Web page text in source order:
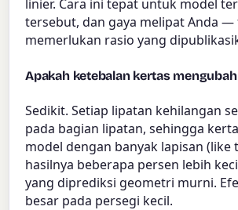
linier. Cara ini tepat untuk model
tersebut, dan gaya melipat Anda —
memerlukan rasio yang
Apakah ketebalan kertas
Sedikit. Setiap lipatan kehilangan
pada bagian lipatan, sehingga
model dengan banyak lapisan (like
hasilnya beberapa persen lebih
yang diprediksi geometri murni.
besar pada persegi kecil.